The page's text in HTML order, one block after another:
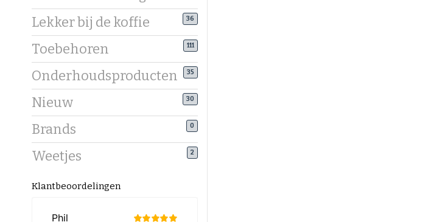
Lekker bij de koffie 36
Toebehoren 111
Onderhoudsproducten 35
Nieuw 30
Brands 0
Weetjes 2
Klantbeoordelingen